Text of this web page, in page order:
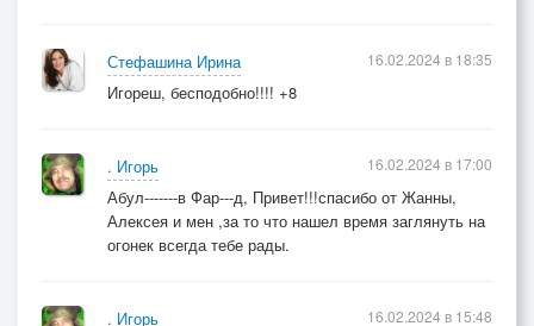
Стефашина Ирина
Игореш, бесподобно!!!! +8
16.02.2024 в 18:35
. Игорь
Абул-------в Фар---д, Привет!!!спасибо от Жанны,
Алексея и мен ,за то что нашел время заглянуть на
огонек всегда тебе рады.
16.02.2024 в 17:00
. Игорь
16.02.2024 в 15:48